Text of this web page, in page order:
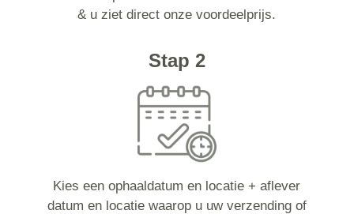
& u ziet direct onze voordeelprijs.
Stap 2
Kies een ophaaldatum en locatie + aflever
datum en locatie waarop u uw verzending of